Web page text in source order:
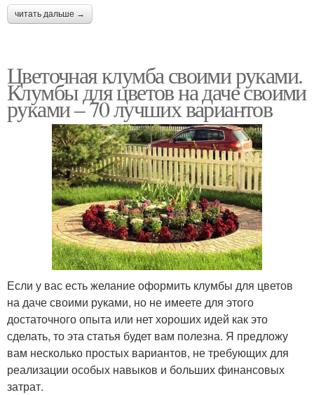
читать дальше →
Цветочная клумба своими руками.
Клумбы для цветов на даче своими
руками – 70 лучших вариантов
Если у вас есть желание оформить клумбы для цветов
на даче своими руками, но не имеете для этого
достаточного опыта или нет хороших идей как это
сделать, то эта статья будет вам полезна. Я предложу
вам несколько простых вариантов, не требующих для
реализации особых навыков и больших финансовых
затрат.